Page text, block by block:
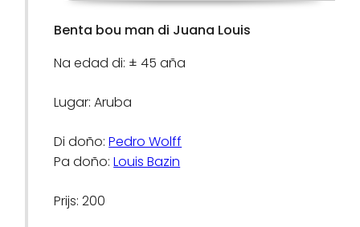
Benta bou man di Juana Louis
Na edad di: ± 45 aña
Lugar: Aruba
Di doño:Pedro Wolff
Pa doño:Louis Bazin
Prijs: 200